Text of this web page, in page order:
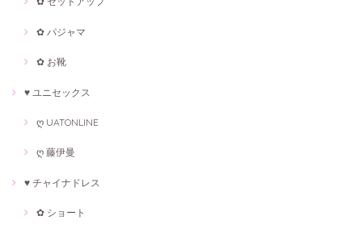
✿ パジャマ
✿ お靴
♥ ユニセックス
ღ UATONLINE
ღ 藤伊曼
♥ チャイナドレス
✿ ショート